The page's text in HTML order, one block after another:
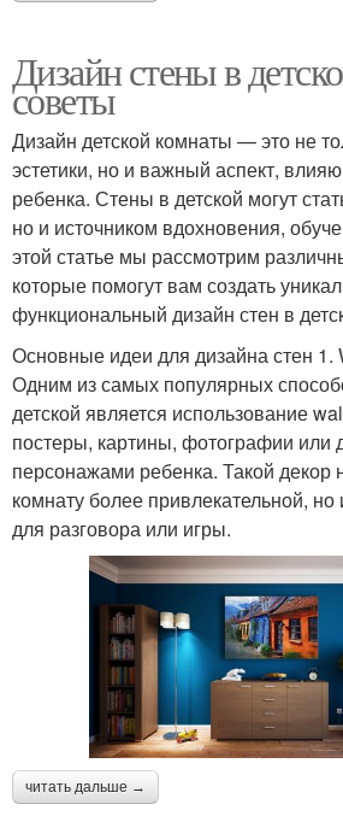
Дизайн стены в
советы
Дизайн детской комнаты — это не
эстетики, но и важный аспект,
ребенка. Стены в детской могут
но и источником вдохновения,
этой статье мы рассмотрим
которые помогут вам создать
функциональный дизайн стен в
Основные идеи для дизайна стен 1.
Одним из самых популярных
детской является использование
постеры, картины, фотографии
персонажами ребенка. Такой декор
комнату более привлекательной, но
для разговора или игры.
читать дальше →